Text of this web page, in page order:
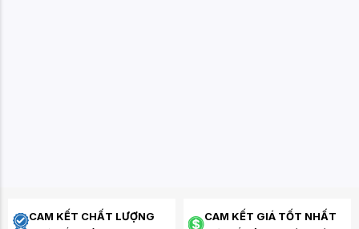
CAM KẾT CHẤT LƯỢNG CAM KẾT GIÁ TỐT NHẤT